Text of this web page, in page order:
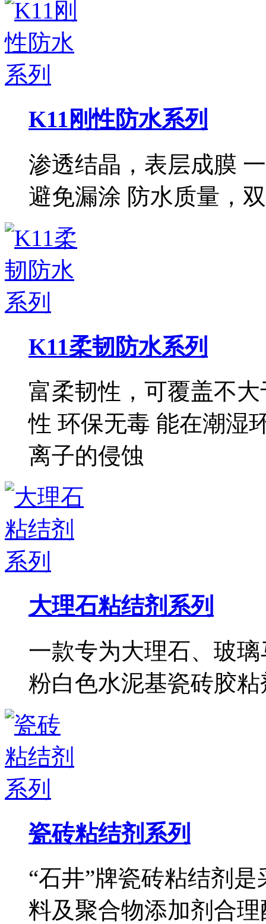
K11刚性防水系列
渗透结晶，表层成膜
避免漏涂 防水质量，
K11柔韧防水系列
富柔韧性，可覆盖不
性 环保无毒 能在潮湿
离子的侵蚀
大理石粘结剂系列
一款专为大理石、玻
粉白色水泥基瓷砖胶
瓷砖粘结剂系列
“石井”牌瓷砖粘结剂
料及聚合物添加剂合